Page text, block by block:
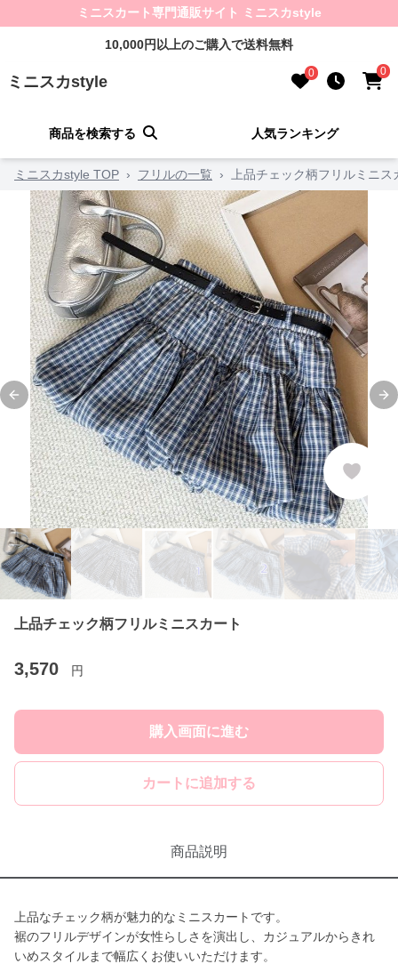
ミニスカート専門通販サイト ミニスカstyle
10,000円以上のご購入で送料無料
ミニスカstyle 0 0
商品を検索する 人気ランキング
ミニスカstyle TOP › フリルの一覧 › 上品チェック柄フリルミニス
Previous slide
上品チェック柄フリルミニスカート
3,570 円
購入画面に進む
カートに追加する
商品説明
上品なチェック柄が魅力的なミニスカートです。
裾のフリルデザインが女性らしさを演出し、カジュアルからきれ
いめスタイルまで幅広くお使いいただけます。